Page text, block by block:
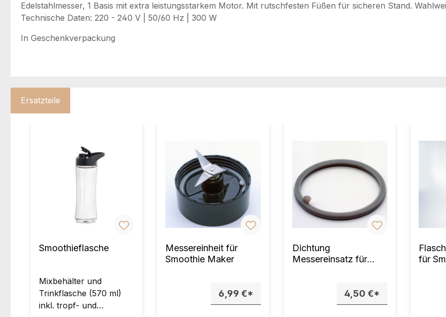
Edelstahlmesser, 1 Basis mit extra leistungsstarkem Motor. Mit rutschfesten Füßen für sicheren Stand.
Technische Daten: 220 - 240 V | 50/60 Hz | 300 W
In Geschenkverpackung
Ersatzteile
Smoothieflasche
Mixbehälter und
Trinkflasche (570 ml)
inkl. tropf- und
Messereinheit für
Smoothie Maker
6,99 €*
Dichtung
Messereinsatz für
4,50 €*
für